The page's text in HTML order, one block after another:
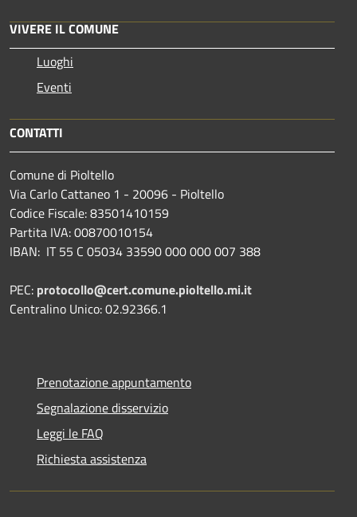
VIVERE IL COMUNE
Luoghi
Eventi
CONTATTI
Comune di Pioltello
Via Carlo Cattaneo 1 - 20096 - Pioltello
Codice Fiscale: 83501410159
Partita IVA: 00870010154
IBAN: IT 55 C 05034 33590 000 000 007 388
PEC: protocollo@cert.comune.pioltello.mi.it
Centralino Unico: 02.92366.1
Prenotazione appuntamento
Segnalazione disservizio
Leggi le FAQ
Richiesta assistenza